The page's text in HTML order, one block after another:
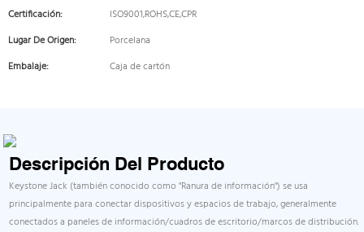
Certificación:
ISO9001,ROHS,CE,CPR
Lugar De Origen:
Porcelana
Embalaje:
Caja de cartón
Descripción Del Producto
Keystone Jack (también conocido como "Ranura de información") se usa
principalmente para conectar dispositivos y espacios de trabajo, generalmente
conectados a paneles de información/cuadros de escritorio/marcos de distribución.